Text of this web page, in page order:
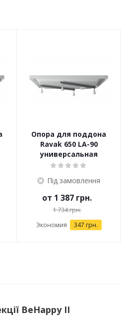
Опора для поддона
Ravak 650 LA-90
универсальная
Під замовлення
от 1 387 грн.
1 734 грн.
Экономия 347 грн.
BeHappy II